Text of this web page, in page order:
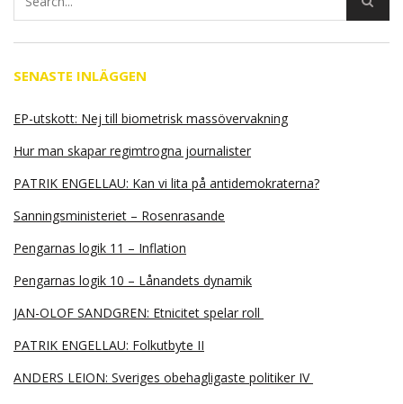
SENASTE INLÄGGEN
EP-utskott: Nej till biometrisk massövervakning
Hur man skapar regimtrogna journalister
PATRIK ENGELLAU: Kan vi lita på antidemokraterna?
Sanningsministeriet – Rosenrasande
Pengarnas logik 11 – Inflation
Pengarnas logik 10 – Lånandets dynamik
JAN-OLOF SANDGREN: Etnicitet spelar roll
PATRIK ENGELLAU: Folkutbyte II
ANDERS LEION: Sveriges obehagligaste politiker IV